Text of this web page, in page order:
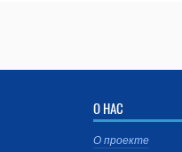
О НАС
О проекте